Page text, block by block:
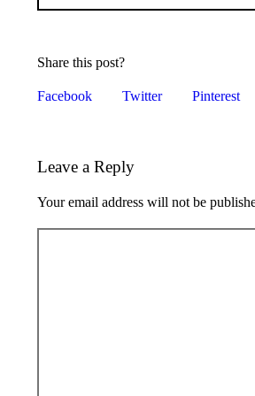
Share this post?
Facebook Twitter Pinterest
Leave a Reply
Your email address will not be